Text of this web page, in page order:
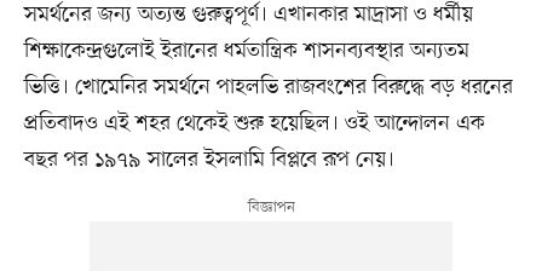
সমর্থনের জন্য অত্যন্ত গুরুত্বপূর্ণ। এখানকার মাদ্রাসা ও ধর্মীয়
শিক্ষাকেন্দ্রগুলোই ইরানের ধর্মতান্ত্রিক শাসনব্যবস্থার অন্যতম
ভিত্তি। খোমেনির সমর্থনে পাহলভি রাজবংশের বিরুদ্ধে বড় ধরনের
প্রতিবাদও এই শহর থেকেই শুরু হয়েছিল। ওই আন্দোলন এক
বছর পর ১৯৭৯ সালের ইসলামি বিপ্লবে রূপ নেয়।